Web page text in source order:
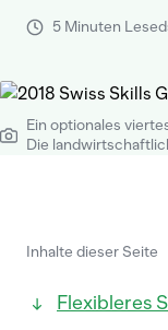
5 Minuten
Ein optionales
Die
Inhalte dieser Seite
Flexibleres